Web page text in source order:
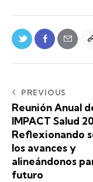
PREVIOUS
Reunión Anual
IMPACT Salud
Reflexionando
los avances y
alineándonos
futuro